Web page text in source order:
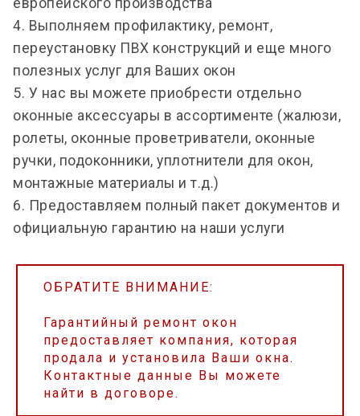
европейского производства
4. Выполняем профилактику, ремонт,
переустановку ПВХ конструкций и еще много
полезных услуг для Ваших окон
5. У нас вы можете приобрести отдельно
оконные аксессуары в ассортименте (жалюзи,
ролеты, оконные проветриватели, оконные
ручки, подоконники, уплотнители для окон,
монтажные материалы и т.д.)
6. Предоставляем полный пакет документов и
официальную гарантию на наши услуги
ОБРАТИТЕ ВНИМАНИЕ:
Гарантийный ремонт окон
предоставляет компания, которая
продала и установила Ваши окна.
Контактные данные Вы можете
найти в договоре.